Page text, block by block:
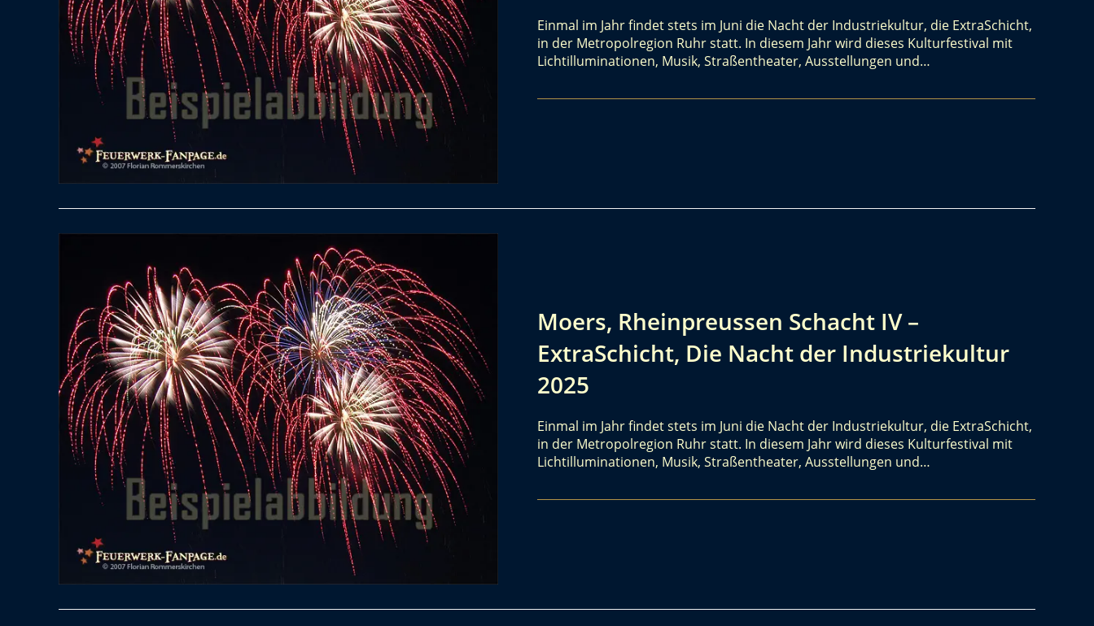
Einmal im Jahr findet stets im Juni die Nacht der Industriekultur, die ExtraSchicht,
in der Metropolregion Ruhr statt. In diesem Jahr wird dieses Kulturfestival mit
Lichtilluminationen, Musik, Straßentheater, Ausstellungen und…
Moers, Rheinpreussen Schacht IV –
ExtraSchicht, Die Nacht der Industriekultur
2025
Einmal im Jahr findet stets im Juni die Nacht der Industriekultur, die ExtraSchicht,
in der Metropolregion Ruhr statt. In diesem Jahr wird dieses Kulturfestival mit
Lichtilluminationen, Musik, Straßentheater, Ausstellungen und…